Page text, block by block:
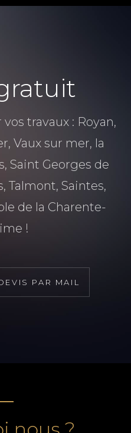
travaux : Royan,
Vaux sur mer, la
Saint Georges de
Talmont, Saintes,
de la Charente-
!
PAR MAIL